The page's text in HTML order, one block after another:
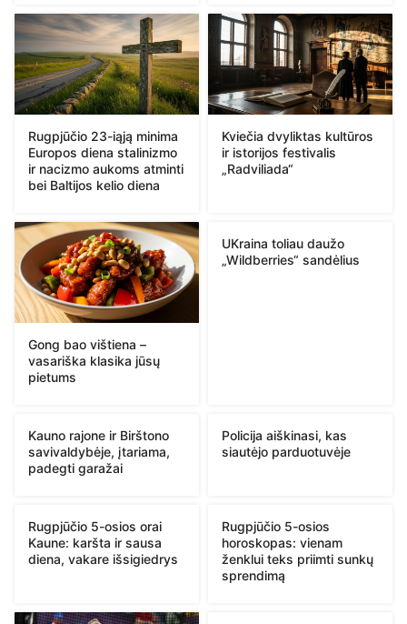
Rugpjūčio 23-iąją minima
Europos diena stalinizmo
ir nacizmo aukoms atminti
bei Baltijos kelio diena
Kviečia dvyliktas kultūros
ir istorijos festivalis
„Radviliada“
Gong bao vištiena –
vasariška klasika jūsų
pietums
UKraina toliau daužo
„Wildberries“ sandėlius
Kauno rajone ir Birštono
savivaldybėje, įtariama,
padegti garažai
Policija aiškinasi, kas
siautėjo parduotuvėje
Rugpjūčio 5-osios orai
Kaune: karšta ir sausa
diena, vakare išsigiedrys
Rugpjūčio 5-osios
horoskopas: vienam
ženklui teks priimti sunkų
sprendimą